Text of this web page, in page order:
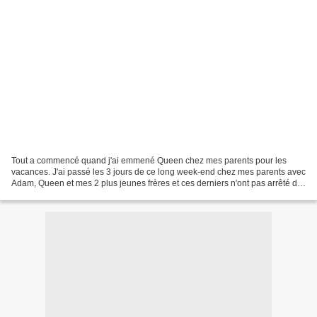
Tout a commencé quand j'ai emmené Queen chez mes parents pour les
vacances. J'ai passé les 3 jours de ce long week-end chez mes parents avec
Adam, Queen et mes 2 plus jeunes frères et ces derniers n'ont pas arrêté de